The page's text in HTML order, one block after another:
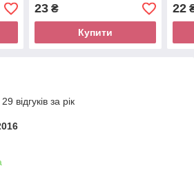
23₴
Купити
22
відгуків за рік